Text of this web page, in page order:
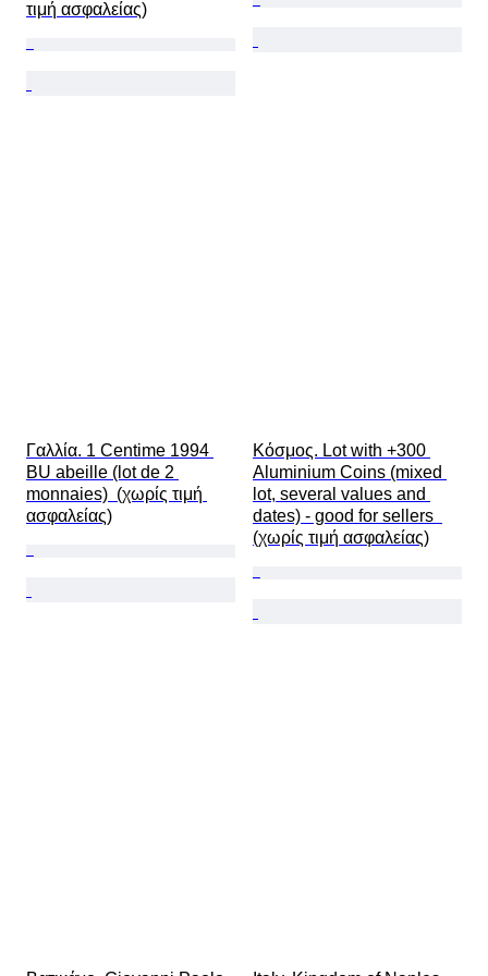
τιμή ασφαλείας)
Γαλλία. 1 Centime 1994
BU abeille (lot de 2
monnaies)  (χωρίς τιμή
ασφαλείας)
Κόσμος. Lot with +300
Aluminium Coins (mixed
lot, several values and
dates) - good for sellers
(χωρίς τιμή ασφαλείας)